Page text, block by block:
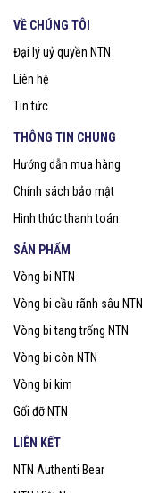
VỀ CHÚNG TÔI
Đại lý uỷ quyền NTN
Liên hệ
Tin tức
THÔNG TIN CHUNG
Hướng dẫn mua hàng
Chính sách bảo mật
Hình thức thanh toán
SẢN PHẨM
Vòng bi NTN
Vòng bi cầu rãnh sâu NTN
Vòng bi tang trống NTN
Vòng bi côn NTN
Vòng bi kim
Gối đỡ NTN
LIÊN KẾT
NTN Authenti Bear